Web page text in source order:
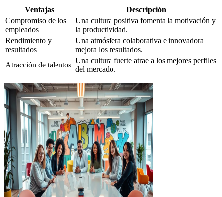
Ventajas
Descripción
Compromiso de los
empleados
Una cultura positiva fomenta la motivación y
la productividad.
Rendimiento y
resultados
Una atmósfera colaborativa e innovadora
mejora los resultados.
Atracción de talentos
Una cultura fuerte atrae a los mejores perfiles
del mercado.